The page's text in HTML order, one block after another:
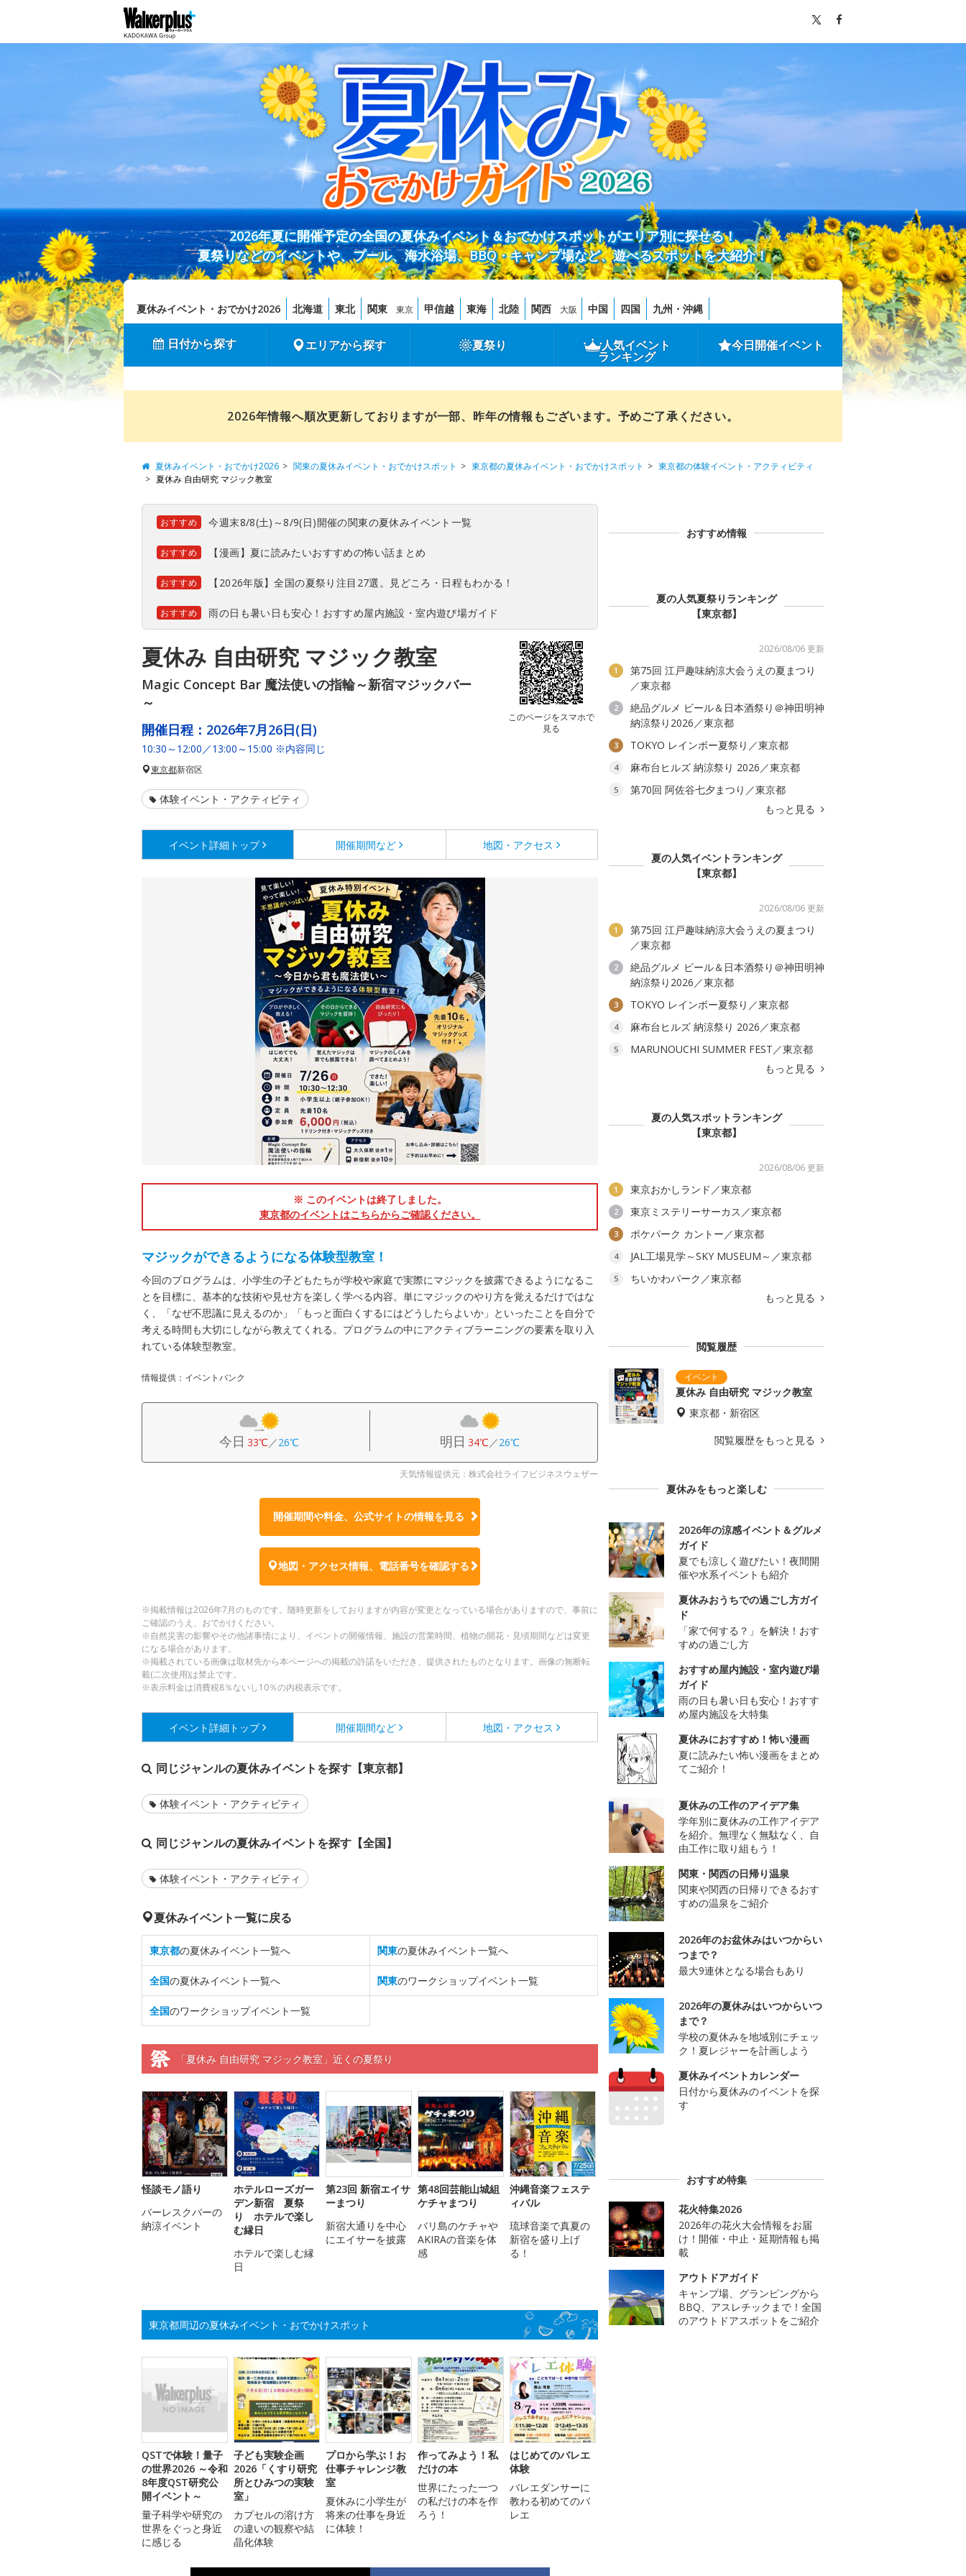
2026年夏に開催予定の全国の夏休みイベント＆おでかけスポットがエリア別に探せる！
夏祭りなどのイベントや、プール、海水浴場、BBQ・キャンプ場など、遊べるスポットを大紹介！
夏休みイベント・おでかけ2026 北海道 東北 関東 東京 甲信越 東海 北陸 関西 大阪 中国 四国 九州・沖縄
日付から探す エリアから探す 夏祭り 人気イベント
ランキング
今日開催イベント
2026年情報へ順次更新しておりますが一部、昨年の情報もございます。予めご了承ください。
夏休みイベント・おでかけ2026 関東の夏休みイベント・おでかけスポット 東京都の夏休みイベント・おでかけスポット
東京都の体験イベント・アクティビティ
夏休み 自由研究 マジック教室
おすすめ 今週末8/8(土)～8/9(日)開催の関東の夏休みイベント一覧
おすすめ 【漫画】夏に読みたいおすすめの怖い話まとめ
おすすめ 【2026年版】全国の夏祭り注目27選。見どころ・日程もわかる！
おすすめ 雨の日も暑い日も安心！おすすめ屋内施設・室内遊び場ガイド
夏休み 自由研究 マジック教室
Magic Concept Bar 魔法使いの指輪～新宿マジックバー
～
このページをスマホで
見る
開催日程： 2026年7月26日(日)
10:30～12:00／13:00～15:00 ※内容同じ
東京都新宿区
体験イベント・アクティビティ
イベント詳細 トップ 開催期間など 地図・アクセス
※ このイベントは終了しました。
東京都のイベントはこちらからご確認ください。
マジックができるようになる体験型教室！
今回のプログラムは、小学生の子どもたちが学校や家庭で実際にマジックを披露できるようになるこ
とを目標に、基本的な技術や見せ方を楽しく学べる内容。単にマジックのやり方を覚えるだけではな
く、「なぜ不思議に見えるのか」「もっと面白くするにはどうしたらよいか」といったことを自分で
考える時間も大切にしながら教えてくれる。プログラムの中にアクティブラーニングの要素を取り入
れている体験型教室。
情報提供：イベントバンク
今日 33℃／26℃ 明日 34℃／26℃
天気情報提供元：株式会社ライフビジネスウェザー
開催期間や料金、公式サイトの情報を見る
地図・アクセス情報、電話番号を確認する
※掲載情報は2026年7月のものです。随時更新をしておりますが内容が変更となっている場合がありますので、事前に
ご確認のうえ、おでかけください。
※自然災害の影響やその他諸事情により、イベントの開催情報、施設の営業時間、植物の開花・見頃期間などは変更
になる場合があります。
※掲載されている画像は取材先から本ページへの掲載の許諾をいただき、提供されたものとなります。画像の無断転
載(二次使用)は禁止です。
※表示料金は消費税8％ないし10％の内税表示です。
イベント詳細 トップ 開催期間など 地図・アクセス
同じジャンルの夏休みイベントを探す【東京都】
体験イベント・アクティビティ
同じジャンルの夏休みイベントを探す【全国】
体験イベント・アクティビティ
夏休みイベント一覧に戻る
東京都の夏休みイベント一覧へ 関東の夏休みイベント一覧へ
全国の夏休みイベント一覧へ 関東のワークショップイベント一覧
全国のワークショップイベント一覧
「夏休み 自由研究 マジック教室」近くの夏祭り
怪談モノ語り
バーレスクバーの
納涼イベント
ホテルローズガー
デン新宿 夏祭
り ホテルで楽し
む縁日
ホテルで楽しむ縁
日
第23回 新宿エイサ
ーまつり
新宿大通りを中心
にエイサーを披露
第48回芸能山城組
ケチャまつり
バリ島のケチャや
AKIRAの音楽を体
感
沖縄音楽フェステ
ィバル
琉球音楽で真夏の
新宿を盛り上げ
る！
東京都周辺の夏休みイベント・おでかけスポット
QSTで体験！量子
の世界2026 ～令和
8年度QST研究公
開イベント～
量子科学や研究の
世界をぐっと身近
に感じる
子ども実験企画
2026「くすり研究
所とひみつの実験
室」
カプセルの溶け方
の違いの観察や結
晶化体験
プロから学ぶ！お
仕事チャレンジ教
室
夏休みに小学生が
将来の仕事を身近
に体験！
作ってみよう！私
だけの本
世界にたった一つ
の私だけの本を作
ろう！
はじめてのバレエ
体験
バレエダンサーに
教わる初めてのバ
レエ
おすすめ情報
夏の人気夏祭りランキング
【東京都】
2026/08/06 更新
1
第75回 江戸趣味納涼大会うえの夏まつり
／東京都
2
絶品グルメ ビール＆日本酒祭り＠神田明神
納涼祭り2026／東京都
3 TOKYO レインボー夏祭り／東京都
4 麻布台ヒルズ 納涼祭り 2026／東京都
5
第70回 阿佐谷七夕まつり／東京都
もっと見る
夏の人気イベントランキング
【東京都】
2026/08/06 更新
1
第75回 江戸趣味納涼大会うえの夏まつり
／東京都
2
絶品グルメ ビール＆日本酒祭り＠神田明神
納涼祭り2026／東京都
3 TOKYO レインボー夏祭り／東京都
4 麻布台ヒルズ 納涼祭り 2026／東京都
5
MARUNOUCHI SUMMER FEST／東京都
もっと見る
夏の人気スポットランキング
【東京都】
2026/08/06 更新
1 東京おかしランド／東京都
2 東京ミステリーサーカス／東京都
3 ポケパーク カントー／東京都
4 JAL工場見学～SKY MUSEUM～／東京都
5
ちいかわパーク／東京都
もっと見る
閲覧履歴
夏休み 自由研究 マジック教室
東京都・新宿区
閲覧履歴をもっと見る
夏休みをもっと楽しむ
2026年の涼感イベント＆グルメ
ガイド
夏でも涼しく遊びたい！夜間開
催や水系イベントも紹介
夏休みおうちでの過ごし方ガイ
ド
「家で何する？」を解決！おす
すめの過ごし方
おすすめ屋内施設・室内遊び場
ガイド
雨の日も暑い日も安心！おすす
め屋内施設を大特集
夏休みにおすすめ！怖い漫画
夏に読みたい怖い漫画をまとめ
てご紹介！
夏休みの工作のアイデア集
学年別に夏休みの工作アイデア
を紹介。無理なく無駄なく、自
由工作に取り組もう！
関東・関西の日帰り温泉
関東や関西の日帰りできるおす
すめの温泉をご紹介
2026年のお盆休みはいつからい
つまで？
最大9連休となる場合もあり
2026年の夏休みはいつからいつ
まで？
学校の夏休みを地域別にチェッ
ク！夏レジャーを計画しよう
夏休みイベントカレンダー
日付から夏休みのイベントを探
す
おすすめ特集
花火特集2026
2026年の花火大会情報をお届
け！開催・中止・延期情報も掲
載
アウトドアガイド
キャンプ場、グランピングから
BBQ、アスレチックまで！全国
のアウトドアスポットをご紹介